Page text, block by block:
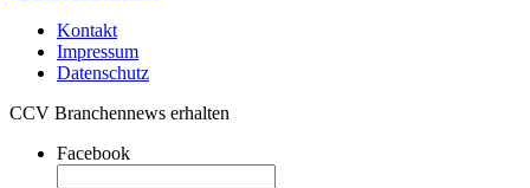
Kontakt
Impressum
Datenschutz
CCV Branchennews erhalten
Facebook